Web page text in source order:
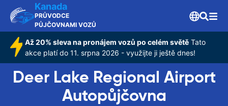
Kanada
PRŮVODCE
PŮJČOVNAMI VOZŮ
Až 20% sleva na pronájem vozů po celém světě Tato
akce platí do 11. srpna 2026 - využijte ji ještě dnes!
Deer Lake Regional Airport
Autopůjčovna